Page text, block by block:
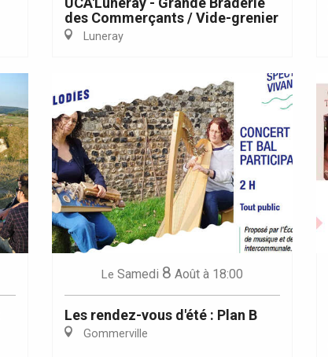
des Commerçants / Vide-grenier
Luneray
Le Samedi 8 Août à 18:00
Les rendez-vous d'été : Plan B
Gommerville